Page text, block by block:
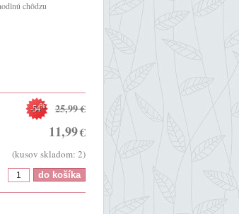
chôdzu
25,99€
-54%
11,99€
(kusov skladom: 2)